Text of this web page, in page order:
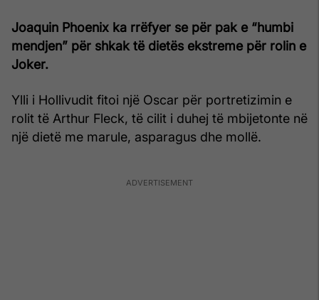
Joaquin Phoenix ka rrëfyer se për pak e “humbi
mendjen” për shkak të dietës ekstreme për rolin e
Joker.
Ylli i Hollivudit fitoi një Oscar për portretizimin e
rolit të Arthur Fleck, të cilit i duhej të mbijetonte në
një dietë me marule, asparagus dhe mollë.